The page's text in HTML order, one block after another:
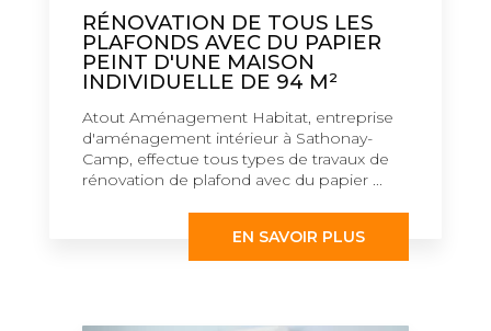
RÉNOVATION DE TOUS LES
PLAFONDS AVEC DU PAPIER
PEINT D'UNE MAISON
INDIVIDUELLE DE 94 M²
Atout Aménagement Habitat, entreprise
d'aménagement intérieur à Sathonay-
Camp, effectue tous types de travaux de
rénovation de plafond avec du papier ...
EN SAVOIR PLUS